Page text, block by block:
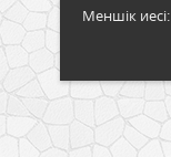
Меншік иесі: